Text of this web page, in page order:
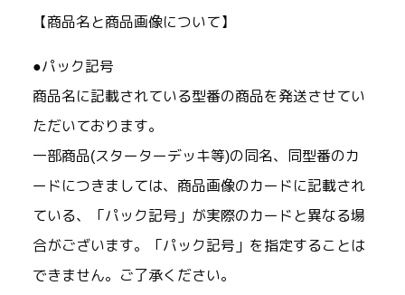
【商品名と商品画像について】
●パック記号
商品名に記載されている型番の商品を発送させてい
ただいております。
一部商品(スターターデッキ等)の同名、同型番のカ
ードにつきましては、商品画像のカードに記載され
ている、「パック記号」が実際のカードと異なる場
合がございます。「パック記号」を指定することは
できません。ご了承ください。